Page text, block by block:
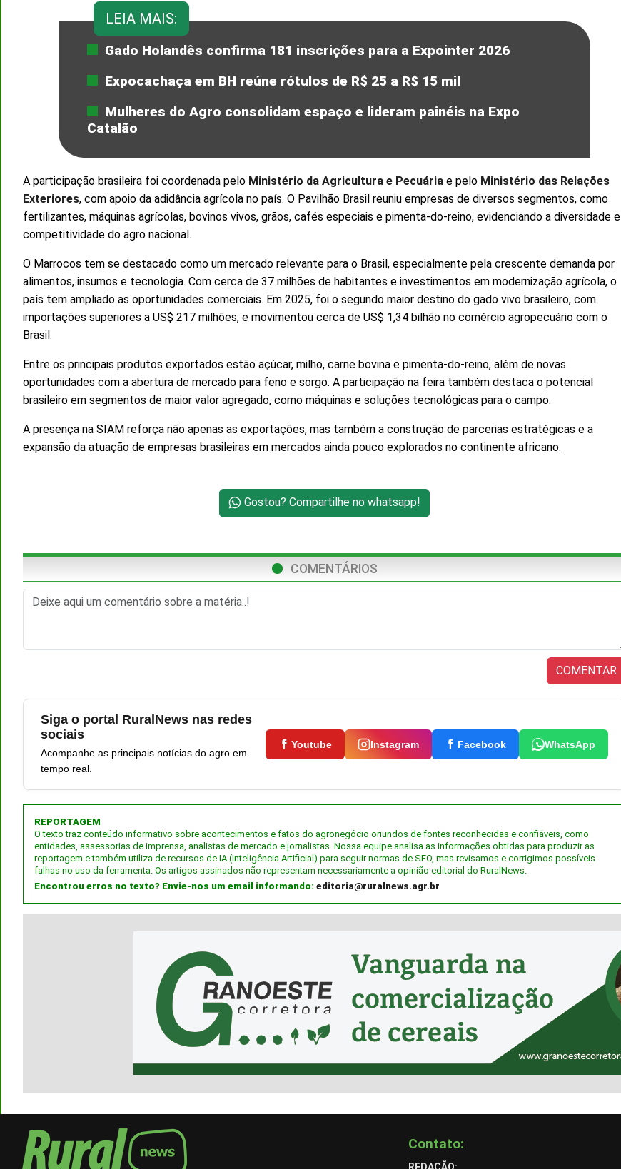
LEIA MAIS:
Gado Holandês confirma 181 inscrições para a Expointer 2026
Expocachaça em BH reúne rótulos de R$ 25 a R$ 15 mil
Mulheres do Agro consolidam espaço e lideram painéis na Expo
Catalão
A participação brasileira foi coordenada pelo Ministério da Agricultura e Pecuária e pelo Ministério das Relações
Exteriores, com apoio da adidância agrícola no país. O Pavilhão Brasil reuniu empresas de diversos segmentos, como
fertilizantes, máquinas agrícolas, bovinos vivos, grãos, cafés especiais e pimenta-do-reino, evidenciando a diversidade e
competitividade do agro nacional.
O Marrocos tem se destacado como um mercado relevante para o Brasil, especialmente pela crescente demanda por
alimentos, insumos e tecnologia. Com cerca de 37 milhões de habitantes e investimentos em modernização agrícola, o
país tem ampliado as oportunidades comerciais. Em 2025, foi o segundo maior destino do gado vivo brasileiro, com
importações superiores a US$ 217 milhões, e movimentou cerca de US$ 1,34 bilhão no comércio agropecuário com o
Brasil.
Entre os principais produtos exportados estão açúcar, milho, carne bovina e pimenta-do-reino, além de novas
oportunidades com a abertura de mercado para feno e sorgo. A participação na feira também destaca o potencial
brasileiro em segmentos de maior valor agregado, como máquinas e soluções tecnológicas para o campo.
A presença na SIAM reforça não apenas as exportações, mas também a construção de parcerias estratégicas e a
expansão da atuação de empresas brasileiras em mercados ainda pouco explorados no continente africano.
Gostou? Compartilhe no whatsapp!
COMENTÁRIOS
COMENTAR
Siga o portal RuralNews nas redes
sociais
Acompanhe as principais notícias do agro em
tempo real.
Youtube Instagram Facebook WhatsApp
REPORTAGEM
O texto traz conteúdo informativo sobre acontecimentos e fatos do agronegócio oriundos de fontes reconhecidas e confiáveis, como
entidades, assessorias de imprensa, analistas de mercado e jornalistas. Nossa equipe analisa as informações obtidas para produzir as
reportagem e também utiliza de recursos de IA (Inteligência Artificial) para seguir normas de SEO, mas revisamos e corrigimos possíveis
falhas no uso da ferramenta. Os artigos assinados não representam necessariamente a opinião editorial do RuralNews.
Encontrou erros no texto? Envie-nos um email informando: editoria@ruralnews.agr.br
Contato:
REDAÇÃO: